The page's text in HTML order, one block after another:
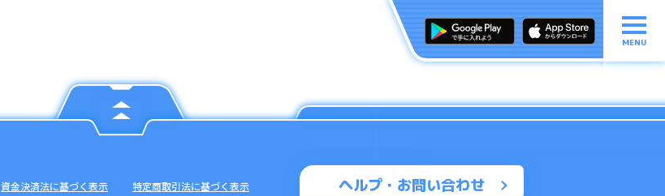
MENU
ヘルプ・お問い合わせ
資金決済法に基づく表示 特定商取引法に基づく表示